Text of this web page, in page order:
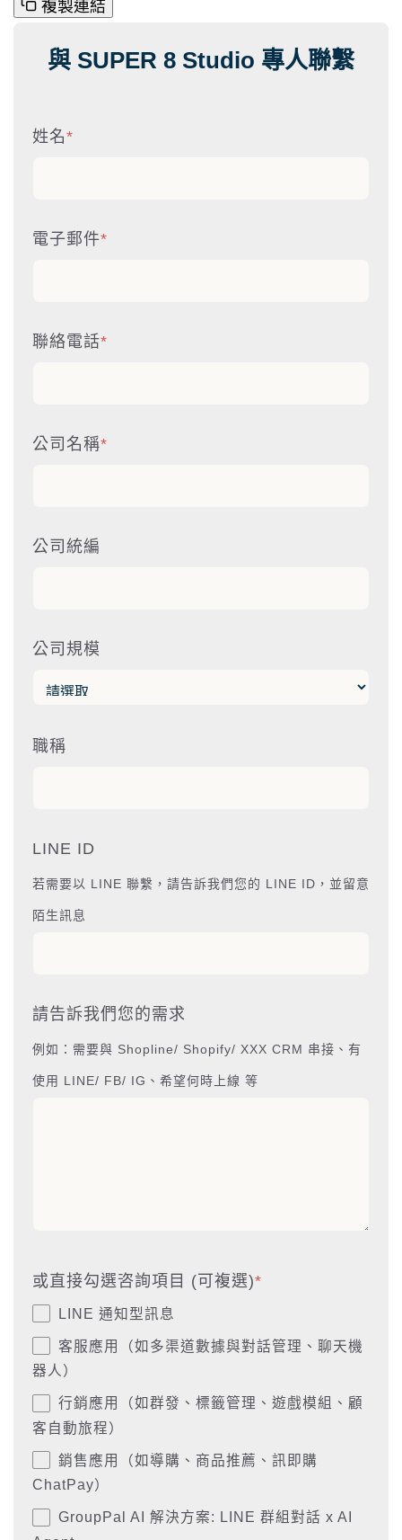
複製連結
與 SUPER 8 Studio 專人聯繫
姓名*
電子郵件*
聯絡電話*
公司名稱*
公司統編
公司規模
職稱
LINE ID
若需要以 LINE 聯繫，請告訴我們您的 LINE ID，並留意
陌生訊息
請告訴我們您的需求
例如：需要與 Shopline/ Shopify/ XXX CRM 串接、有
使用 LINE/ FB/ IG、希望何時上線 等
或直接勾選咨詢項目 (可複選)*
LINE 通知型訊息
客服應用（如多渠道數據與對話管理、聊天機
器人）
行銷應用（如群發、標籤管理、遊戲模組、顧
客自動旅程）
銷售應用（如導購、商品推薦、訊即購
ChatPay）
GroupPal AI 解決方案: LINE 群組對話 x AI